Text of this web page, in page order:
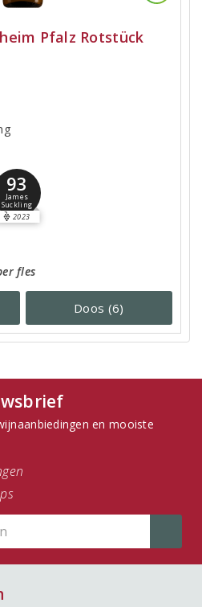
Pfalz Rotstück
93
James
Suckling
2023
fles
Doos (6)
en mooiste